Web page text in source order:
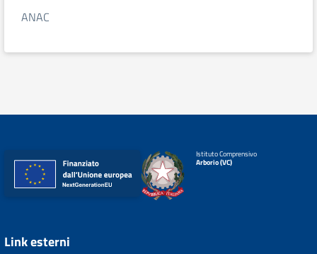
ANAC
Istituto Comprensivo
Arborio (VC)
Link esterni